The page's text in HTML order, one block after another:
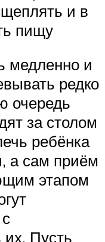
и в
пищу
медленно и
редко
очередь
за столом
ребёнка
а сам приём
этапом
их. Пусть